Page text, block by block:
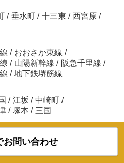
/ 垂水町 / 十三東 / 西宮原 /
/ おおさか東線 /
/ 山陽新幹線 / 阪急千里線 /
/ 地下鉄堺筋線
/ 江坂 / 中崎町 /
/ 塚本 / 三国
お問い合わせ